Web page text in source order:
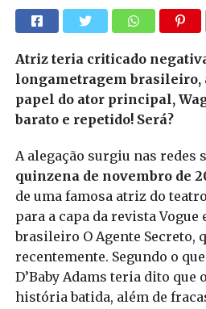
Atriz teria criticado
longametragem brasileiro,
papel do ator principal,
barato e repetido! Será?
A alegação surgiu nas redes
quinzena de novembro de
de uma famosa atriz do
para a capa da revista
brasileiro O Agente Secreto,
recentemente. Segundo o
D’Baby Adams teria dito que
história batida, além de